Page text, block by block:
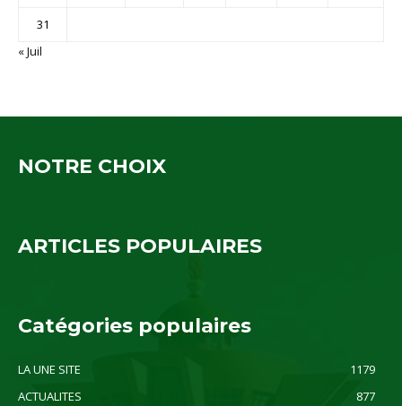
31
« Juil
NOTRE CHOIX
ARTICLES POPULAIRES
Catégories populaires
LA UNE SITE
1179
ACTUALITES
877